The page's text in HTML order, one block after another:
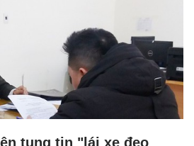
tung tin "lái xe đeo